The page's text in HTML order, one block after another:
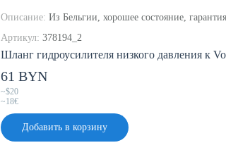
Шланг гидроусилителя низкого давления к
Описание: Из Бельгии, хорошее состояние,
Артикул: 378194_2
61 BYN
~$20
~18€
Добавить в корзину